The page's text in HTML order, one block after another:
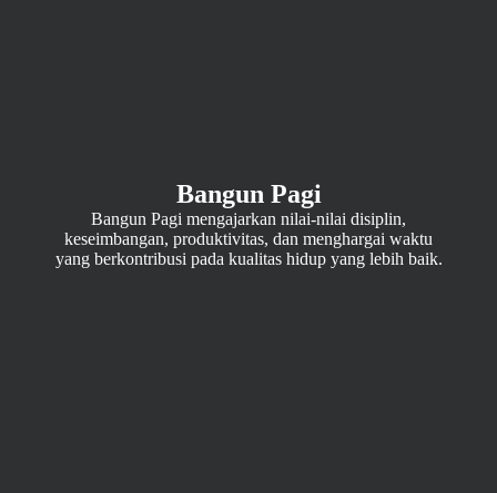
Bangun Pagi
Bangun Pagi mengajarkan nilai-nilai disiplin,
keseimbangan, produktivitas, dan menghargai waktu
yang berkontribusi pada kualitas hidup yang lebih baik.